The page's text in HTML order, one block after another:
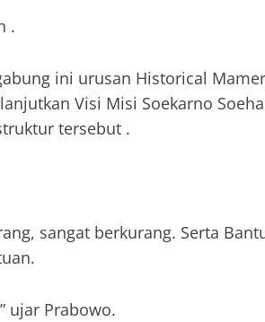
.
ini urusan Historical
Visi Misi Soekarno
tersebut .
sangat berkurang. Serta
ujar Prabowo.